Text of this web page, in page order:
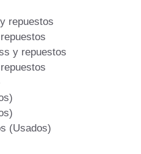
repuestos
y repuestos
(Usados)